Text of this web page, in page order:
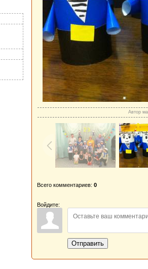
Автор
Всего комментариев: 0
Войдите:
Отправить